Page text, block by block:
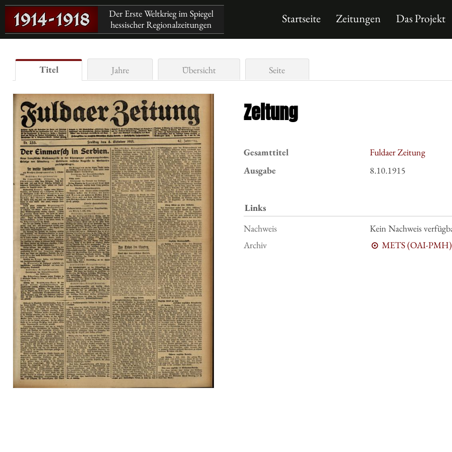
Der Erste Weltkrieg im Spiegel
hessischer Regionalzeitungen
Startseite Zeitungen Das Projekt
Titel Jahre Übersicht Seite
Zeitung
Gesamttitel
Fuldaer Zeitung
Ausgabe
8.10.1915
Links
Nachweis
Kein Nachweis
Archiv
METS (OAI-PMH)